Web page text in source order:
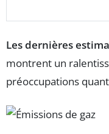
Les dernières
montrent un
préoccupations